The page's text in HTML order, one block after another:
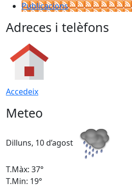
Publicacions
Adreces i telèfons
Accedeix
Meteo
Dilluns, 10 d’agost
T.Màx: 37°
T.Min: 19°